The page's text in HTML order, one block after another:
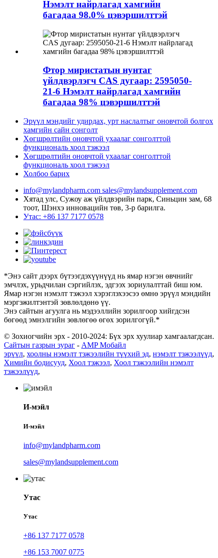
Нэмэлт найрлагад хамгийн
багадаа 98.0% цэвэршилттэй
Фтор миристатын нунтаг
үйлдвэрлэгч CAS дугаар: 2595050-
21-6 Нэмэлт найрлагад хамгийн
багадаа 98% цэвэршилттэй
Эрүүл мэндийг удирдах, урт наслалтыг оновчтой болгох
хамгийн сайн сонголт
Хөгшрөлтийн оновчтой ухаалаг сонголттой
функциональ хоол тэжээл
Хөгшрөлтийн оновчтой ухаалаг сонголттой
функциональ хоол тэжээл
Холбоо барих
info@mylandpharm.com sales@mylandsupplement.com
Хятад улс, Сужоу аж үйлдвэрийн парк, Синьцин зам, 68
тоот, Шэнхэ инновацийн төв, 3-р барилга.
Утас: +86 137 7177 0578
*Энэ сайт дээрх бүтээгдэхүүнүүд нь ямар нэгэн өвчнийг
эмчлэх, урьдчилан сэргийлэх, эдгээх зориулалттай биш юм.
Ямар нэгэн нэмэлт тэжээл хэрэглэхээсээ өмнө эрүүл мэндийн
мэргэжилтэнтэй зөвлөлдөнө үү.
Энэ сайтын агуулга нь мэдээллийн зорилгоор хийгдсэн
бөгөөд эмнэлгийн зөвлөгөө өгөх зорилгогүй.*
© Зохиогчийн эрх - 2010-2024: Бүх эрх хуулиар хамгаалагдсан.
Сайтын газрын зураг - AMP Мобайл
эрүүл, хоолны нэмэлт тэжээлийн түүхий эд, нэмэлт тэжээлүүд,
Химийн бодисууд, Хоол тэжээл, Хоол тэжээлийн нэмэлт
тэжээлүүд,
И-мэйл
И-мэйл
info@mylandpharm.com
sales@mylandsupplement.com
Утас
Утас
+86 137 7177 0578
+86 153 7007 0775